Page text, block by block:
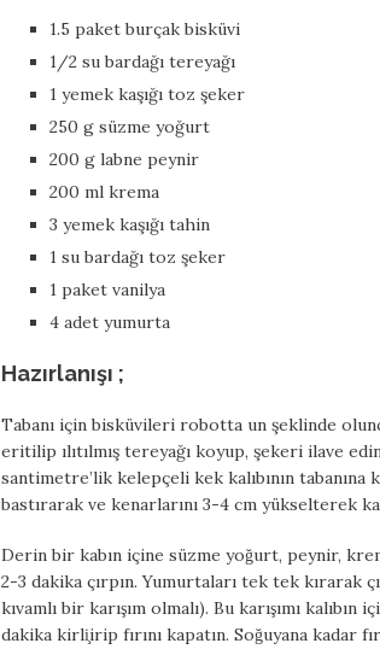
1.5 paket burçak bisküvi
1/2 su bardağı tereyağı
1 yemek kaşığı toz şeker
250 g süzme yoğurt
200 g labne peynir
200 ml krema
3 yemek kaşığı tahin
1 su bardağı toz şeker
1 paket vanilya
4 adet yumurta
Hazırlanışı ;
Tabanı için bisküvileri robotta un şeklinde
eritilip ılıtılmış tereyağı koyup, şekeri ilave
santimetre’lik kelepçeli kek kalıbının tabanına
bastırarak ve kenarlarını 3-4 cm yükselterek
Derin bir kabın içine süzme yoğurt, peynir,
2-3 dakika çırpın. Yumurtaları tek tek kırarak
kıvamlı bir karışım olmalı). Bu karışımı
dakika kirli̧irip fırını kapatın. Soğuyana kadar